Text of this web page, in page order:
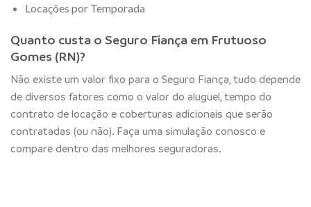
Locações por Temporada
Quanto custa o Seguro Fiança em Frutuoso
Gomes (RN)?
Não existe um valor fixo para o Seguro Fiança, tudo depende
de diversos fatores como o valor do aluguel, tempo do
contrato de locação e coberturas adicionais que serão
contratadas (ou não). Faça uma simulação conosco e
compare dentro das melhores seguradoras.